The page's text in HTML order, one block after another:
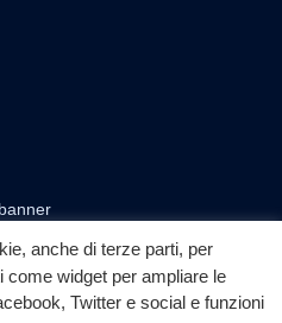
◎ ▶
anche di terze parti, per
come widget per ampliare le
Twitter e social e funzioni